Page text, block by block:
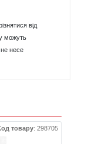
від
можуть
несе
товару: 298705